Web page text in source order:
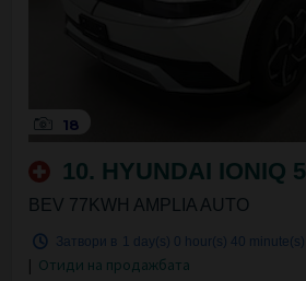
18
10. HYUNDAI IONIQ 5
BEV 77KWH AMPLIA AUTO
Затвори в 1 day(s) 0 hour(s) 40 minute(s)
| Отиди на продажбата